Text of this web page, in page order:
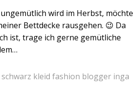
wird im Herbst, möchte
Bettdecke rausgehen. 😉 Da
ist, trage ich gerne gemütliche